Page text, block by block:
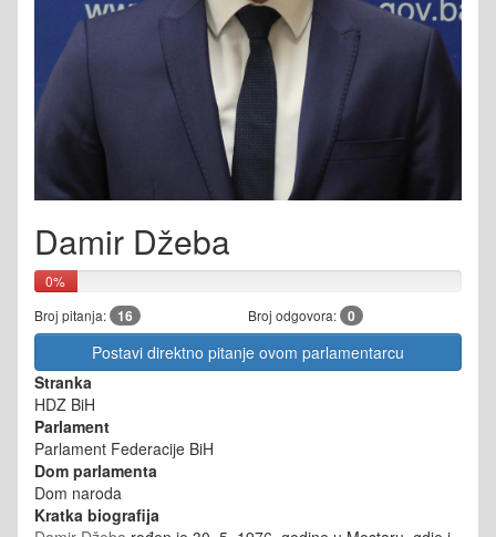
Damir Džeba
0%
Broj pitanja: 16 Broj odgovora: 0
Postavi direktno pitanje ovom parlamentarcu
Stranka
HDZ BiH
Parlament
Parlament Federacije BiH
Dom parlamenta
Dom naroda
Kratka biografija